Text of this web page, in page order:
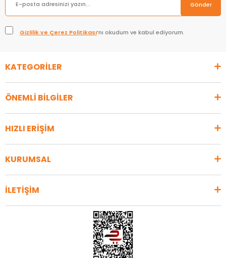
Gönder
Gizlilik ve Çerez Politikası’nı okudum ve kabul ediyorum.
KATEGORİLER
ÖNEMLİ BİLGİLER
HIZLI ERİŞİM
KURUMSAL
İLETİŞİM